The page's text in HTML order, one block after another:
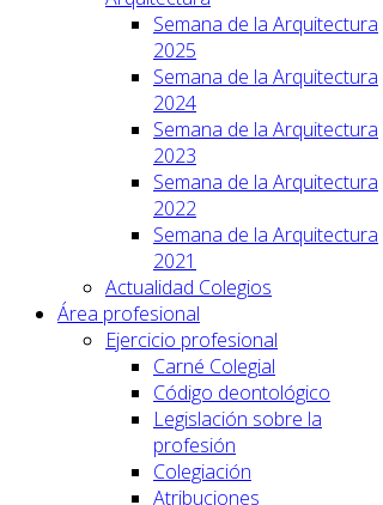
Semana de la Arquitectura
2025
Semana de la Arquitectura
2024
Semana de la Arquitectura
2023
Semana de la Arquitectura
2022
Semana de la Arquitectura
2021
Actualidad Colegios
Área profesional
Ejercicio profesional
Carné Colegial
Código deontológico
Legislación sobre la
profesión
Colegiación
Atribuciones